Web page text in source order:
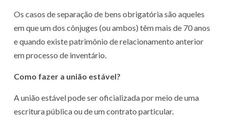
Os casos de separação de bens obrigatória são aqueles
em que um dos cônjuges (ou ambos) têm mais de 70 anos
e quando existe patrimônio de relacionamento anterior
em processo de inventário.
Como fazer a união estável?
A união estável pode ser oficializada por meio de uma
escritura pública ou de um contrato particular.